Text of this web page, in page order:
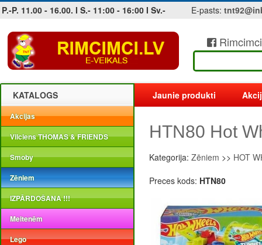
P.-P. 11.00 - 16.00. I S.- 11:00 - 16:00 I Sv.- E-pasts:
Jobs at sea and maritime vacancies
KATALOGS
Akcijas
Vilciens THOMAS & FRIENDS
Smoby
Zēniem
IZPĀRDOŠANA !!!
Meitenēm
Lego
Jaunie produkti
HTN80 Hot
Kategorija: Zēniem >> HOT
Preces kods: HTN80